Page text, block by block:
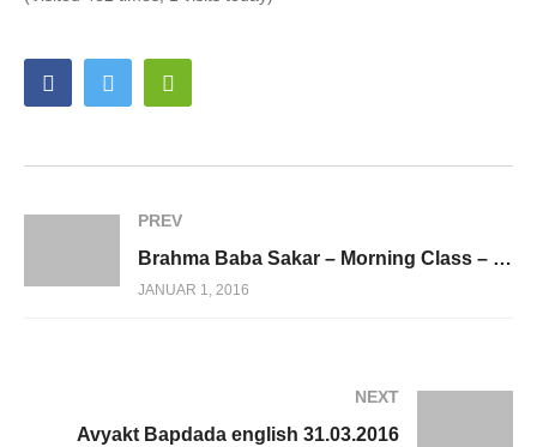
PREV
Brahma Baba Sakar – Morning Class – 1965
JANUAR 1, 2016
NEXT
Avyakt Bapdada english 31.03.2016